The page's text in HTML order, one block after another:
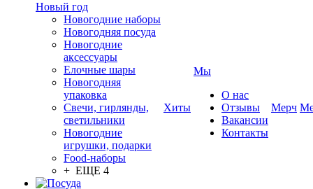
Новый год
Новогодние наборы
Новогодняя посуда
Новогодние
аксессуары
Елочные шары
Новогодняя
упаковка
Свечи, гирлянды,
светильники
Новогодние
игрушки, подарки
Food-наборы
+ ЕЩЕ 4
Хиты
Мы
О нас
Отзывы
Вакансии
Контакты
Мерч